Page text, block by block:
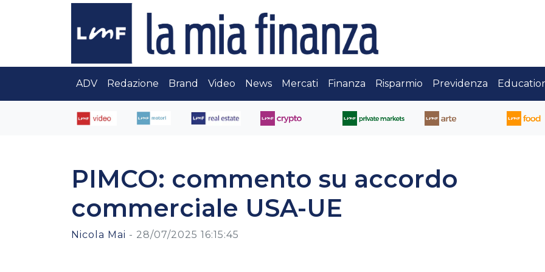
ADV Redazione Brand Video News Mercati Finanza Risparmio Previdenza
PIMCO: commento su accordo
commerciale USA-UE
Nicola Mai - 28/07/2025 16:15:45